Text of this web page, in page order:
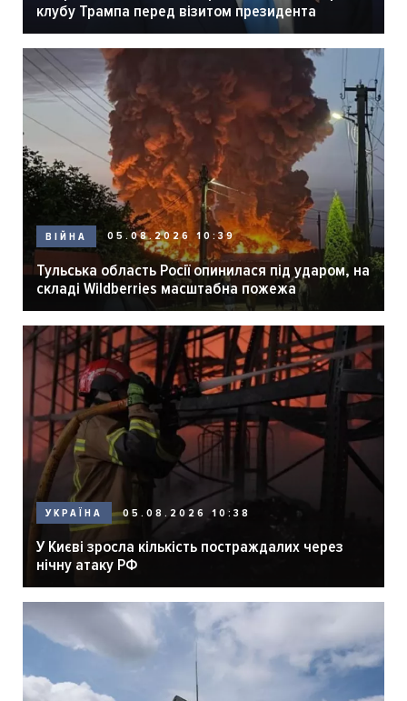
клубу Трампа перед візитом президента
ВІЙНА 05.08.2026 10:39
Тульська область Росії опинилася під ударом, на
складі Wildberries масштабна пожежа
УКРАЇНА 05.08.2026 10:38
У Києві зросла кількість постраждалих через
нічну атаку РФ